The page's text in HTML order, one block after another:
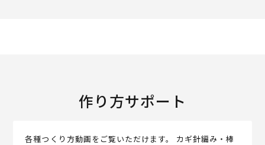
作り方サポート
各種つくり方動画をご覧いただけます。 カギ針編み・棒